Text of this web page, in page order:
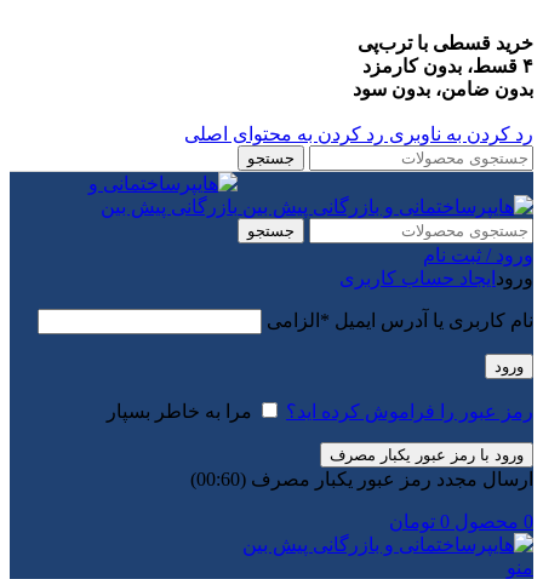
خرید قسطی با ترب‌پی
۴ قسط، بدون کارمزد
بدون ضامن، بدون سود
رد کردن به ناوبری رد کردن به محتوای اصلی
جستجو
جستجو
ورود / ثبت نام
ورود ایجاد حساب کاربری
نام کاربری یا آدرس ایمیل * الزامی
ورود
رمز عبور را فراموش کرده اید؟ مرا به خاطر بسپار
ورود با رمز عبور یکبار مصرف
ارسال مجدد رمز عبور یکبار مصرف (00:
60
)
0 محصول 0 تومان
منو